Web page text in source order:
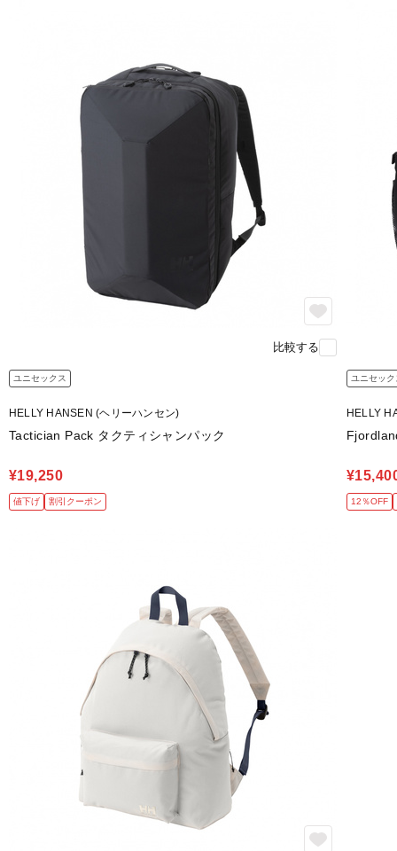
比較する
ユニセックス
HELLY HANSEN (ヘリーハンセン)
Tactician Pack タクティシャンパック
¥19,250
値下げ 割引クーポン
ユニセック
HELLY
12％OFF